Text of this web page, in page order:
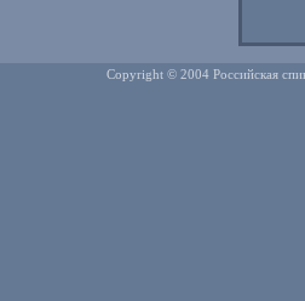
Copyright © 2004 Российская